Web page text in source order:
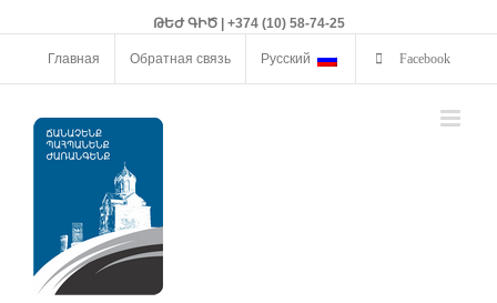
ԹԵԺ ԳԻԾ | +374 (10) 58-74-25
Главная Обратная связь Русский Facebook